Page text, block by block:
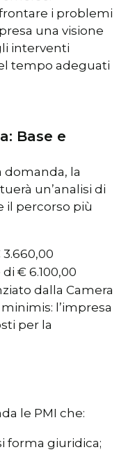
i problemi
una visione
interventi
tempo adeguati
Base e
domanda, la
un’analisi di
il percorso più
€ 6.100,00
dalla Camera
l’impresa
per la
le PMI che:
forma giuridica;